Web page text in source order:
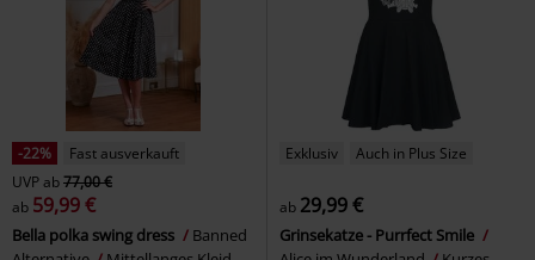
-22%
Fast ausverkauft
UVPab77,00 €
ab 59,99 €
Bella polka swing dress
Banned
Exklusiv Auch in Plus Size
ab 29,99 €
Grinsekatze - Purrfect Smile